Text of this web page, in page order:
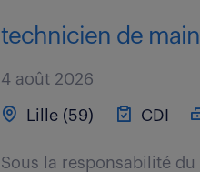
technicien de
4 août 2026
Lille (59) CDI
Sous la responsabilité